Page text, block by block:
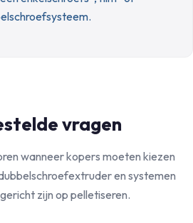
vragen
wanneer kopers moeten kiezen
en systemen
zijn op pelletiseren.